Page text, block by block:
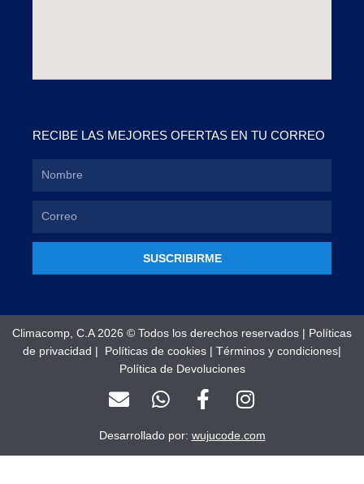
RECIBE LAS MEJORES OFERTAS EN TU CORREO
SUSCRIBIRME
Climacomp, C.A 2026 © Todos los derechos reservados | Políticas
de privacidad | Políticas de cookies | Términos y condiciones|
Política de Devoluciones
E
n
v
W
h
a
F
a
c
e
I
n
s
t
Desarrollado por: wujucode.com